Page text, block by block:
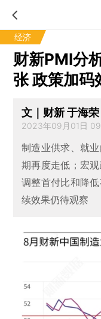
经济
财新PMI分
张 政策加码
文｜财新 于海荣
2023年09月01日
制造业供求、就
期再度走低；宏
调整首付比和降
续效果仍待观察